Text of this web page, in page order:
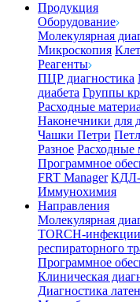
Продукция
Оборудование
Молекулярная
Микроскопия
Реагенты
ПЦР диагностика
диабета Группы
Расходные
Наконечники для
Чашки Петри
Разное Расходные
Программное
FRT Manager
Иммунохимия
Направления
Молекулярная
TORCH-инфекции
респираторного
Программное
Клиническая
Диагностика